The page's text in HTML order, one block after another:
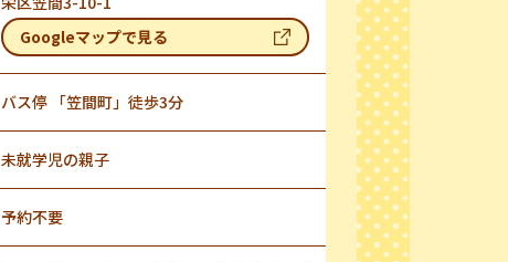
Googleマップで見る
バス停 「笠間町」徒歩3分
未就学児の親子
予約不要